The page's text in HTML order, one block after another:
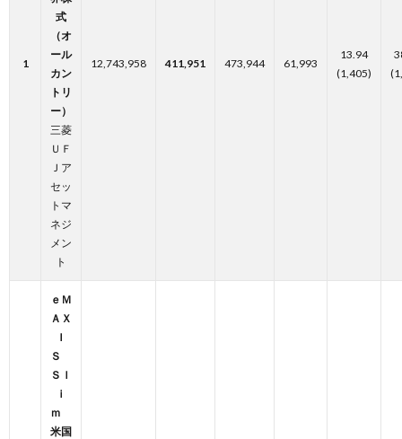
1
式
（オ
ール
カン
トリ
ー）
三菱
ＵＦ
Ｊア
セッ
トマ
ネジ
メン
ト
12,743,958 411,951 473,944 61,993
13.94
(1,405)
ｅＭ
ＡＸ
Ｉ
Ｓ
Ｓｌ
ｉ
ｍ
米国